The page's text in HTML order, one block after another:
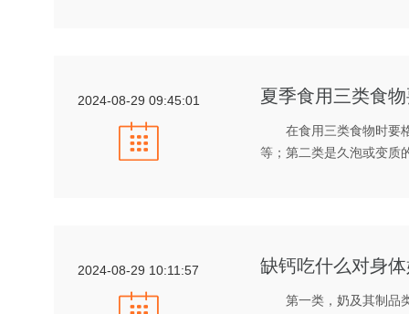
2024-08-29 09:45:01 夏季食用三类食
在食用三类食物时要格
等；第二类是久泡或变质
2024-08-29 10:11:57 缺钙吃什么对身
第一类，奶及其制品